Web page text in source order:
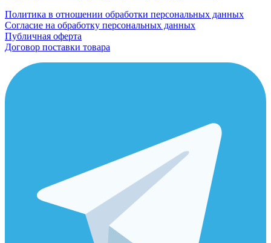
Политика в отношении обработки персональных данных
Согласие на обработку персональных данных
Публичная оферта
Договор поставки товара